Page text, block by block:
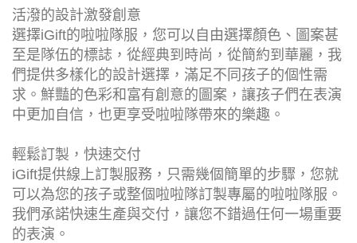
活潑的設計激發創意
選擇iGift的啦啦隊服，您可以自由選擇顏色、圖案甚
至是隊伍的標誌，從經典到時尚，從簡約到華麗，我
們提供多樣化的設計選擇，滿足不同孩子的個性需
求。鮮豔的色彩和富有創意的圖案，讓孩子們在表演
中更加自信，也更享受啦啦隊帶來的樂趣。
輕鬆訂製，快速交付
iGift提供線上訂製服務，只需幾個簡單的步驟，您就
可以為您的孩子或整個啦啦隊訂製專屬的啦啦隊服。
我們承諾快速生產與交付，讓您不錯過任何一場重要
的表演。